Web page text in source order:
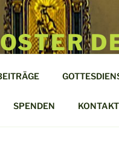
SPENDEN KONTAKT